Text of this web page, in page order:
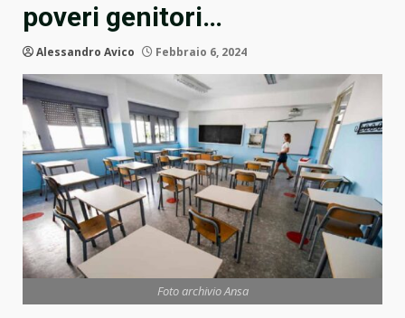
poveri genitori…
Alessandro Avico Febbraio 6, 2024
Foto archivio Ansa